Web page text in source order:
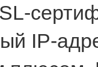
IP-